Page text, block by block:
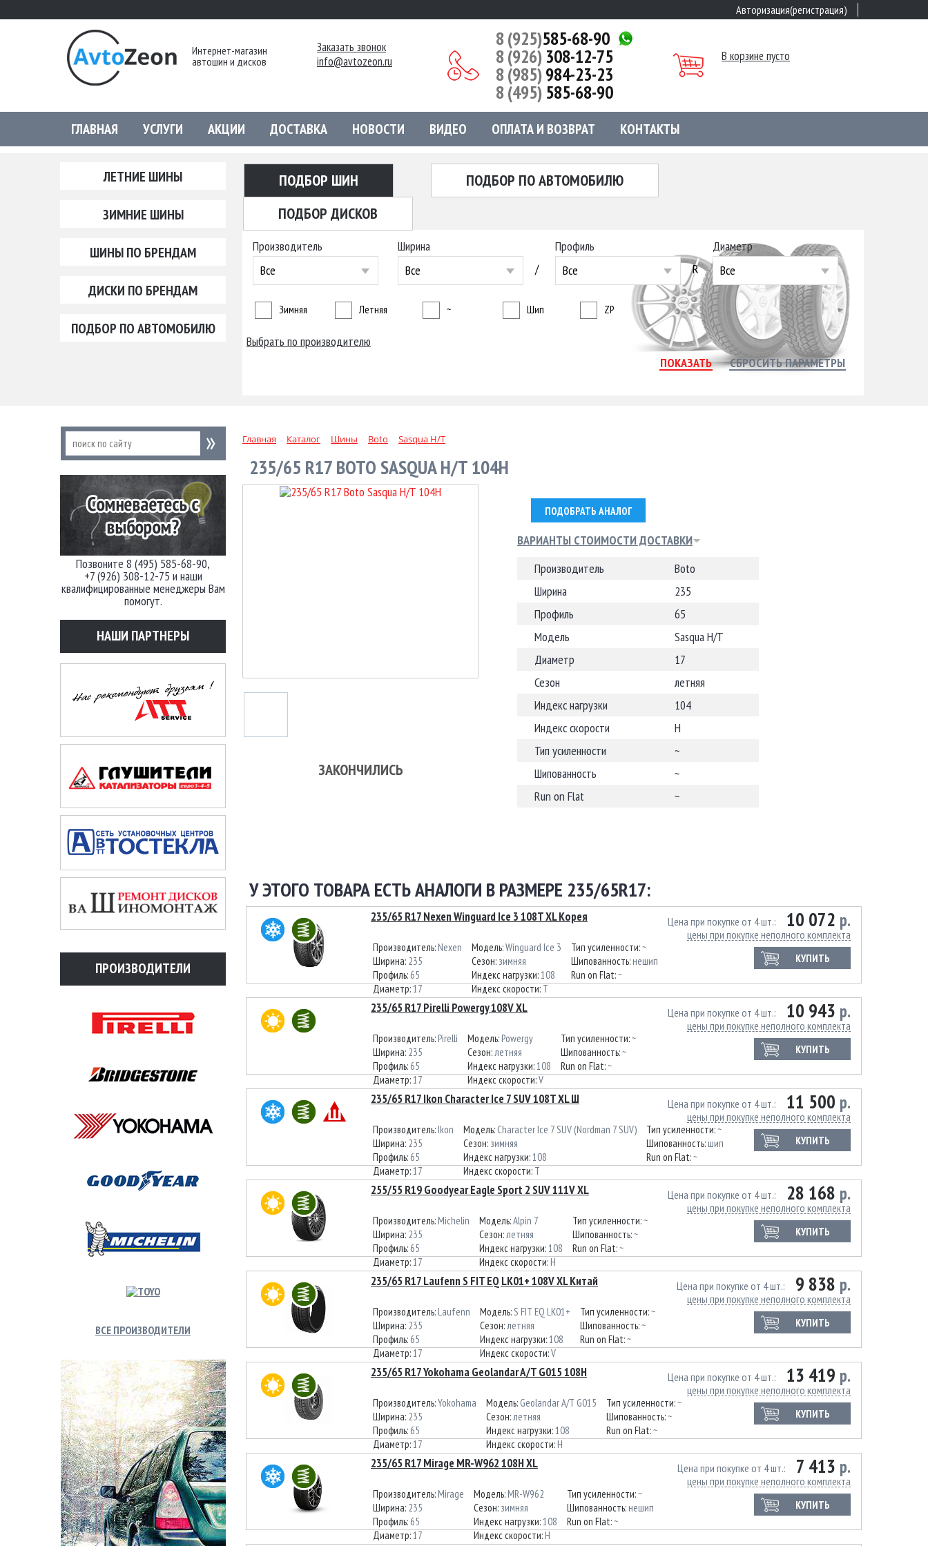
Авторизация(регистрация)
Интернет-магазин
автошин и дисков
Заказать звонок
info@avtozeon.ru
8 (925)585-68-90
8 (926) 308-12-75
8 (985)984-23-23
8 (495) 585-68-90
В корзине пусто
ГЛАВНАЯ УСЛУГИ АКЦИИ ДОСТАВКА НОВОСТИ ВИДЕО ОПЛАТА И ВОЗВРАТ КОНТАКТЫ
ЛЕТНИЕ ШИНЫ
ЗИМНИЕ ШИНЫ
ШИНЫ ПО БРЕНДАМ
ДИСКИ ПО БРЕНДАМ
ПОДБОР ПО АВТОМОБИЛЮ
ПОДБОР ШИН
ПОДБОР ПО АВТОМОБИЛЮ
ПОДБОР ДИСКОВ
Производитель
Все
Ширина
Все
/
Профиль
Все
R
Диаметр
Все
Зимняя Летняя ~ Шип ZP
Выбрать по производителю
Позвоните 8 (495) 585-68-90,
+7 (926) 308-12-75 и наши
квалифицированные менеджеры Вам
помогут.
НАШИ ПАРТНЕРЫ
ПРОИЗВОДИТЕЛИ
ВСЕ ПРОИЗВОДИТЕЛИ
Главная Каталог Шины Boto Sasqua H/T
235/65 R17 BOTO SASQUA H/T 104H
ЗАКОНЧИЛИСЬ
ПОДОБРАТЬ АНАЛОГ
ВАРИАНТЫ СТОИМОСТИ ДОСТАВКИ
Производитель
Boto
Ширина
235
Профиль
65
Модель
Sasqua H/T
Диаметр
17
Сезон
летняя
Индекс нагрузки
104
Индекс скорости
H
Тип усиленности
~
Шипованность
~
Run on Flat
~
У ЭТОГО ТОВАРА ЕСТЬ АНАЛОГИ В РАЗМЕРЕ 235/65R17:
235/65 R17 Nexen Winguard Ice 3 108T XL Корея 10 072 р.
Цена при покупке от 4 шт.
цены при покупке неполного комплекта
КУПИТЬ
Производитель: Nexen
Ширина: 235
Профиль: 65
Диаметр:17
Модель:Winguard Ice 3
Сезон: зимняя
Индекс нагрузки:108
Индекс скорости: T
Тип усиленности:~
Шипованность: нешип
Run on Flat:~
235/65 R17 Pirelli Powergy 108V XL 10 943 р.
Цена при покупке от 4 шт.
цены при покупке неполного комплекта
КУПИТЬ
Производитель: Pirelli
Ширина: 235
Профиль: 65
Диаметр:17
Модель: Powergy
Сезон:летняя
Индекс нагрузки:108
Индекс скорости:V
Тип усиленности:~
Шипованность:~
Run on Flat:~
235/65 R17 Ikon Character Ice 7 SUV 108T XL Ш 11 500 р.
Цена при покупке от 4 шт.
цены при покупке неполного комплекта
КУПИТЬ
Производитель: Ikon
Ширина: 235
Профиль: 65
Диаметр:17
Модель: Character Ice 7 SUV (Nordman 7 SUV)
Сезон: зимняя
Индекс нагрузки:108
Индекс скорости: T
Тип усиленности:~
Шипованность: шип
Run on Flat:~
255/55 R19 Goodyear Eagle Sport 2 SUV 111V XL 28 168 р.
Цена при покупке от 4 шт.
цены при покупке неполного комплекта
КУПИТЬ
Производитель: Michelin
Ширина: 235
Профиль: 65
Диаметр:17
Модель:Alpin 7
Сезон:летняя
Индекс нагрузки:108
Индекс скорости: H
Тип усиленности:~
Шипованность:~
Run on Flat:~
235/65 R17 Laufenn S FIT EQ LK01+ 108V XL Китай 9 838 р.
Цена при покупке от 4 шт.
цены при покупке неполного комплекта
КУПИТЬ
Производитель: Laufenn
Ширина: 235
Профиль: 65
Диаметр:17
Модель:S FIT EQ LK01+
Сезон:летняя
Индекс нагрузки:108
Индекс скорости:V
Тип усиленности:~
Шипованность:~
Run on Flat:~
235/65 R17 Yokohama Geolandar A/T G015 108H 13 419 р.
Цена при покупке от 4 шт.
цены при покупке неполного комплекта
КУПИТЬ
Производитель:Yokohama
Ширина: 235
Профиль: 65
Диаметр:17
Модель: Geolandar A/T G015
Сезон:летняя
Индекс нагрузки:108
Индекс скорости: H
Тип усиленности:~
Шипованность:~
Run on Flat:~
235/65 R17 Mirage MR-W962 108H XL 7 413 р.
Цена при покупке от 4 шт.
цены при покупке неполного комплекта
КУПИТЬ
Производитель: Mirage
Ширина: 235
Профиль: 65
Диаметр:17
Модель: MR-W962
Сезон: зимняя
Индекс нагрузки:108
Индекс скорости: H
Тип усиленности:~
Шипованность: нешип
Run on Flat:~